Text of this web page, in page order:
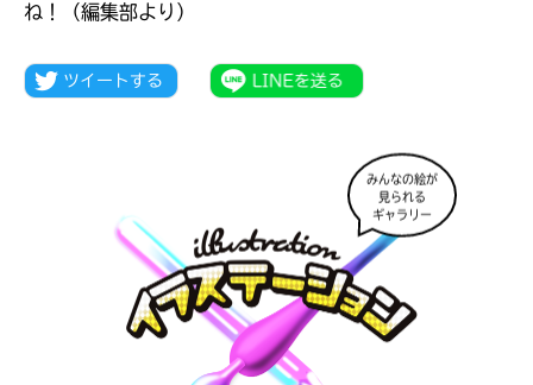
ね！（編集部より）
みんなの絵が
見られる
ギャラリー